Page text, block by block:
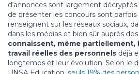
d’annonces sont largement
de présenter les concours sont
renseignent sur les réseaux sociaux,
dans les médias et bien sûr auprès
connaissent, même partiellement,
travail réelles des personnels déjà
longtemps et leur évolution. Selon le